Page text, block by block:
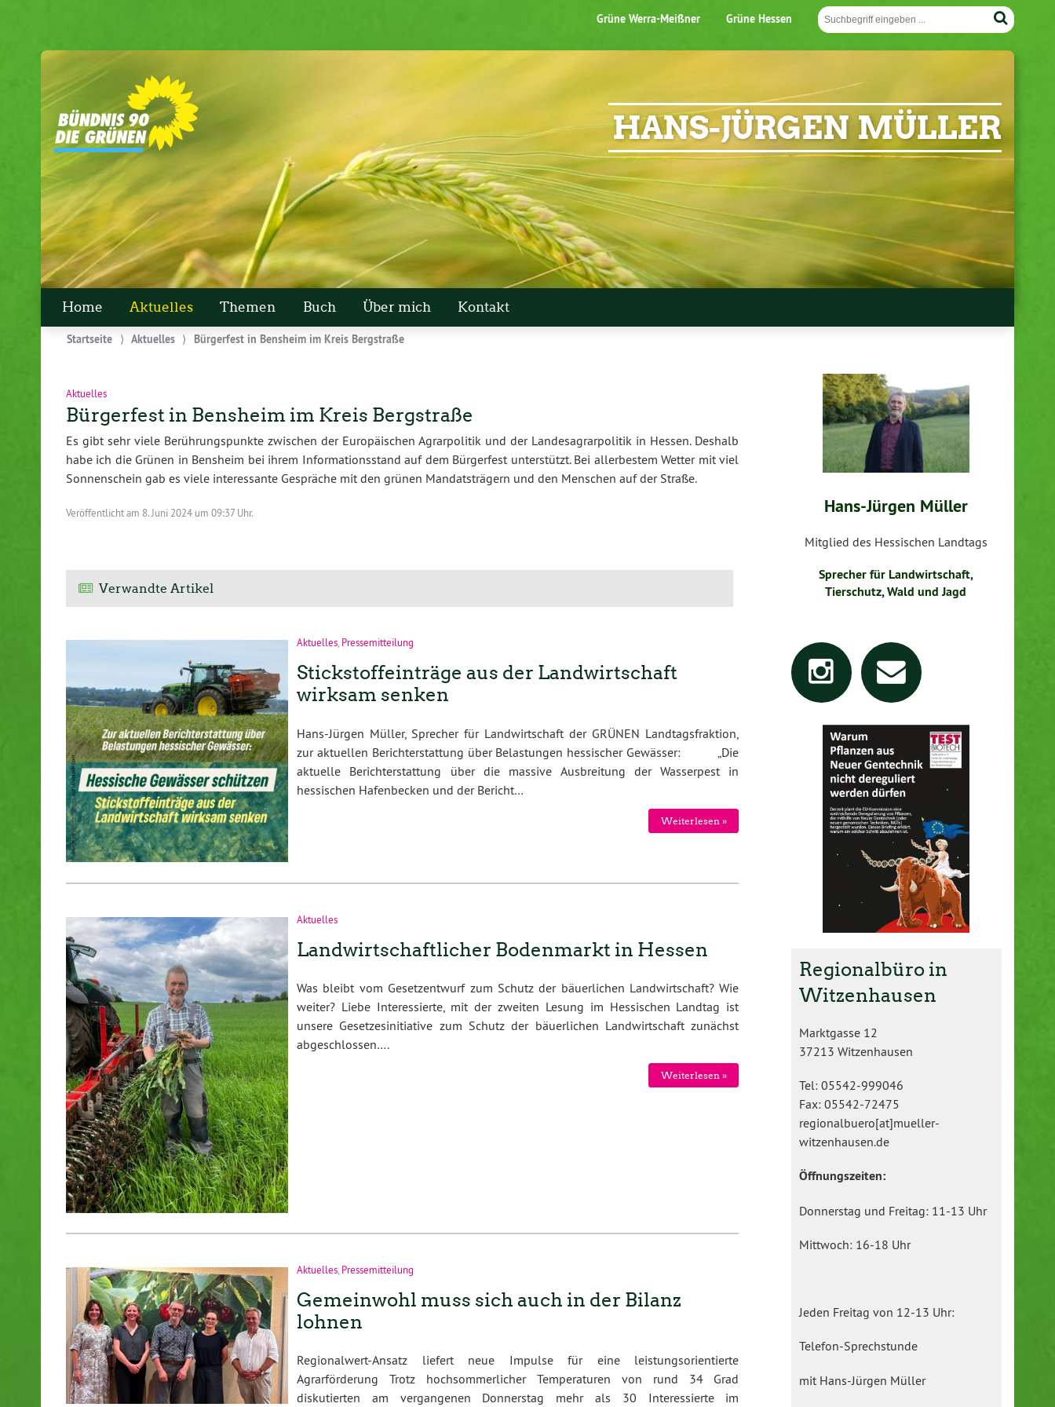
Grüne Werra-Meißner Grüne Hessen
HANS-JÜRGEN MÜLLER
Home Aktuelles Themen Buch Über mich Kontakt
Startseite ⟩ Aktuelles ⟩ Bürgerfest in Bensheim im Kreis Bergstraße
Aktuelles
Bürgerfest in Bensheim im Kreis Bergstraße
Es gibt sehr viele Berührungspunkte zwischen der Europäischen Agrarpolitik und der Landesagrarpolitik in Hessen. Deshalb
habe ich die Grünen in Bensheim bei ihrem Informationsstand auf dem Bürgerfest unterstützt. Bei allerbestem Wetter mit viel
Sonnenschein gab es viele interessante Gespräche mit den grünen Mandatsträgern und den Menschen auf der Straße.
Veröffentlicht am 8. Juni 2024 um 09:37 Uhr.
Verwandte Artikel
Aktuelles, Pressemitteilung
Stickstoffeinträge aus der Landwirtschaft
wirksam senken
Hans-Jürgen Müller, Sprecher für Landwirtschaft der GRÜNEN Landtagsfraktion,
zur aktuellen Berichterstattung über Belastungen hessischer Gewässer: „Die
aktuelle Berichterstattung über die massive Ausbreitung der Wasserpest in
hessischen Hafenbecken und der Bericht…
Weiterlesen »
Aktuelles
Landwirtschaftlicher Bodenmarkt in Hessen
Was bleibt vom Gesetzentwurf zum Schutz der bäuerlichen Landwirtschaft? Wie
weiter? Liebe Interessierte, mit der zweiten Lesung im Hessischen Landtag ist
unsere Gesetzesinitiative zum Schutz der bäuerlichen Landwirtschaft zunächst
abgeschlossen….
Weiterlesen »
Aktuelles Pressemitteilung
Gemeinwohl muss sich auch in der Bilanz
lohnen
Regionalwert-Ansatz liefert neue Impulse für eine leistungsorientierte
Agrarförderung Trotz hochsommerlicher Temperaturen von rund 34 Grad
diskutierten am vergangenen Donnerstag mehr als 30 Interessierte im
Hans-Jürgen Müller
Mitglied des Hessischen Landtags
Sprecher für Landwirtschaft,
Tierschutz, Wald und Jagd
Regionalbüro in
Witzenhausen
Marktgasse 12
37213 Witzenhausen
Tel: 05542-999046
Fax: 05542-72475
regionalbuero[at]mueller-
witzenhausen.de
Öffnungszeiten:
Donnerstag und Freitag: 11-13 Uhr
Mittwoch: 16-18 Uhr
Jeden Freitag von 12-13 Uhr:
Telefon-Sprechstunde
mit Hans-Jürgen Müller